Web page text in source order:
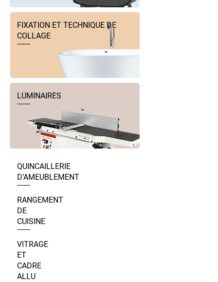
FIXATION ET TECHNIQUE DE
COLLAGE
LUMINAIRES
QUINCAILLERIE
D’AMEUBLEMENT
RANGEMENT
DE
CUISINE
VITRAGE
ET
CADRE
ALLU